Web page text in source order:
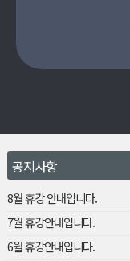
공지사항
8월 휴강 안내입니다.
7월 휴강안내입니다.
6월 휴강안내입니다.